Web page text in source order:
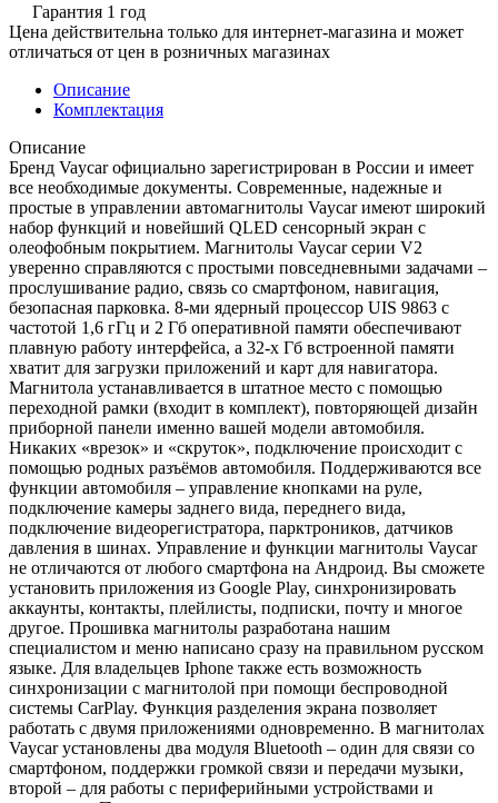
Гарантия 1 год
Цена действительна только для интернет-магазина и может
отличаться от цен в розничных магазинах
Описание
Комплектация
Описание
Бренд Vaycar официально зарегистрирован в России и имеет
все необходимые документы. Современные, надежные и
простые в управлении автомагнитолы Vaycar имеют широкий
набор функций и новейший QLED сенсорный экран с
олеофобным покрытием. Магнитолы Vaycar серии V2
уверенно справляются с простыми повседневными задачами –
прослушивание радио, связь со смартфоном, навигация,
безопасная парковка. 8-ми ядерный процессор UIS 9863 с
частотой 1,6 гГц и 2 Гб оперативной памяти обеспечивают
плавную работу интерфейса, а 32-х Гб встроенной памяти
хватит для загрузки приложений и карт для навигатора.
Магнитола устанавливается в штатное место с помощью
переходной рамки (входит в комплект), повторяющей дизайн
приборной панели именно вашей модели автомобиля.
Никаких «врезок» и «скруток», подключение происходит с
помощью родных разъёмов автомобиля. Поддерживаются все
функции автомобиля – управление кнопками на руле,
подключение камеры заднего вида, переднего вида,
подключение видеорегистратора, парктроников, датчиков
давления в шинах. Управление и функции магнитолы Vaycar
не отличаются от любого смартфона на Андроид. Вы сможете
установить приложения из Google Play, синхронизировать
аккаунты, контакты, плейлисты, подписки, почту и многое
другое. Прошивка магнитолы разработана нашим
специалистом и меню написано сразу на правильном русском
языке. Для владельцев Iphone также есть возможность
синхронизации с магнитолой при помощи беспроводной
системы CarPlay. Функция разделения экрана позволяет
работать с двумя приложениями одновременно. В магнитолах
Vaycar установлены два модуля Bluetooth – один для связи со
смартфоном, поддержки громкой связи и передачи музыки,
второй – для работы с периферийными устройствами и